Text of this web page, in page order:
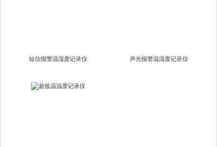
短信报警温湿度记录仪 声光报警温湿度记录仪